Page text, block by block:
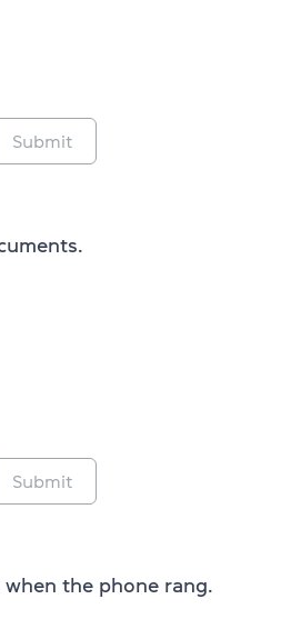
Submit
Submit
when the phone rang.